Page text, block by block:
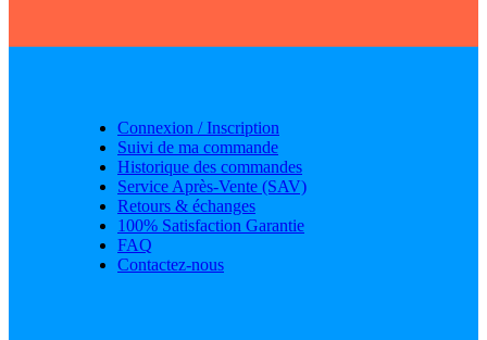
Connexion / Inscription
Suivi de ma commande
Historique des commandes
Service Après-Vente (SAV)
Retours & échanges
100% Satisfaction Garantie
FAQ
Contactez-nous